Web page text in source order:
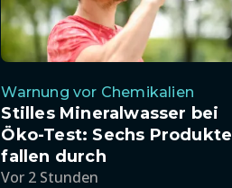
Warnung vor Chemikalien
Stilles Mineralwasser bei
Öko-Test: Sechs Produkte
fallen durch
Vor 2 Stunden